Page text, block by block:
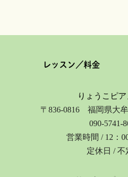
レッスン／料金
りょうこピ
〒836-0816 福岡県大
090-5741-
営業時間 / 12：
定休日 / 不